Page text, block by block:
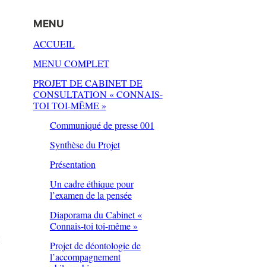
MENU
ACCUEIL
MENU COMPLET
PROJET DE CABINET DE
CONSULTATION « CONNAIS-
TOI TOI-MÊME »
Communiqué de presse 001
Synthèse du Projet
Présentation
Un cadre éthique pour
l’examen de la pensée
Diaporama du Cabinet «
Connais-toi toi-même »
Projet de déontologie de
l’accompagnement